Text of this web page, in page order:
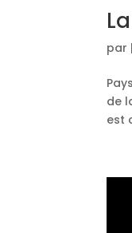
par |
de
est